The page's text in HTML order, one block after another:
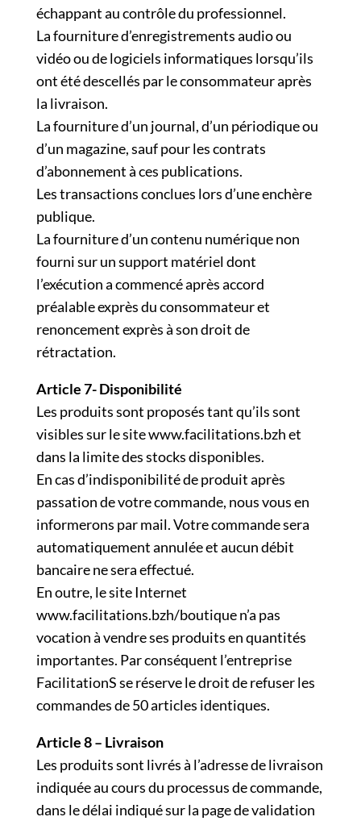
échappant au contrôle du professionnel.
La fourniture d’enregistrements audio ou
vidéo ou de logiciels informatiques lorsqu’ils
ont été descellés par le consommateur après
la livraison.
La fourniture d’un journal, d’un périodique ou
d’un magazine, sauf pour les contrats
d’abonnement à ces publications.
Les transactions conclues lors d’une enchère
publique.
La fourniture d’un contenu numérique non
fourni sur un support matériel dont
l’exécution a commencé après accord
préalable exprès du consommateur et
renoncement exprès à son droit de
rétractation.
Article 7- Disponibilité
Les produits sont proposés tant qu’ils sont
visibles sur le site www.facilitations.bzh et
dans la limite des stocks disponibles.
En cas d’indisponibilité de produit après
passation de votre commande, nous vous en
informerons par mail. Votre commande sera
automatiquement annulée et aucun débit
bancaire ne sera effectué.
En outre, le site Internet
www.facilitations.bzh/boutique n’a pas
vocation à vendre ses produits en quantités
importantes. Par conséquent l’entreprise
FacilitationS se réserve le droit de refuser les
commandes de 50 articles identiques.
Article 8 – Livraison
Les produits sont livrés à l’adresse de livraison
indiquée au cours du processus de commande,
dans le délai indiqué sur la page de validation